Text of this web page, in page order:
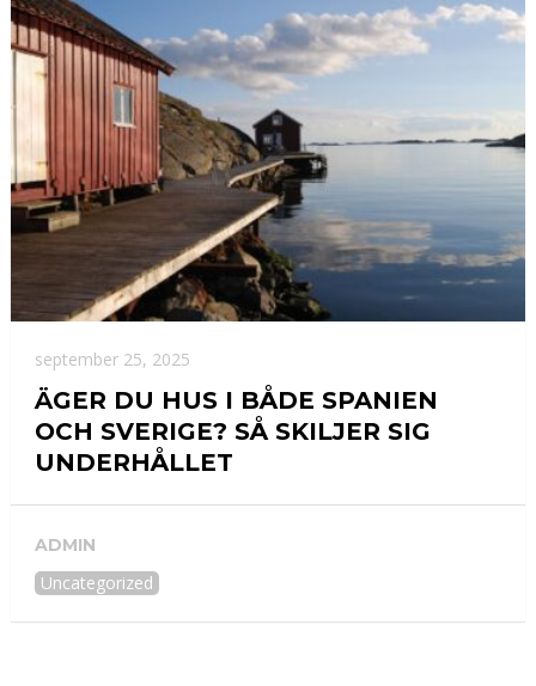
september 25, 2025
ÄGER DU HUS I BÅDE SPANIEN
OCH SVERIGE? SÅ SKILJER SIG
UNDERHÅLLET
ADMIN
Uncategorized